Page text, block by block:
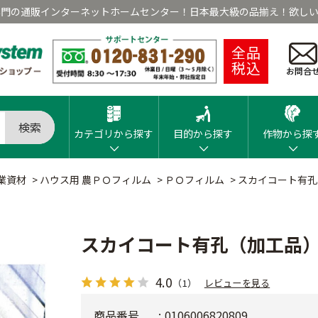
の通販インターネットホームセンター！日本最大級の品揃え！欲し
全品
税込 お問合
検索 カテゴリから探す 目的から探す 作物から探
資材 > ハウス用 農ＰＯフィルム > ＰＯフィルム > スカイコート有
スカイコート有孔（加工品
4.0 （1） レビューを見る